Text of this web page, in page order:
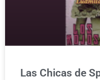
Las Chicas de